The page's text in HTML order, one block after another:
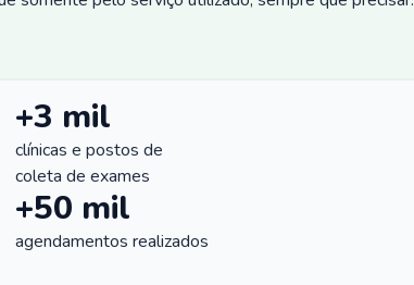
+3 mil
clínicas e postos de
coleta de exames
+50 mil
agendamentos realizados